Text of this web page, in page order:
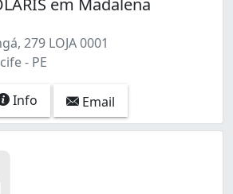
em Madalena
279 LOJA 0001
- PE
Info Email